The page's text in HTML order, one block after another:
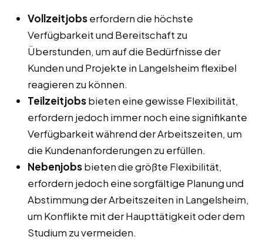
Vollzeitjobserfordern die höchste
Verfügbarkeit und Bereitschaft zu
Überstunden, um auf die Bedürfnisse der
Kunden und Projekte in Langelsheim flexibel
reagieren zu können.
Teilzeitjobsbieten eine gewisse Flexibilität,
erfordern jedoch immer noch eine signifikante
Verfügbarkeit während der Arbeitszeiten, um
die Kundenanforderungen zu erfüllen.
Nebenjobsbieten die größte Flexibilität,
erfordern jedoch eine sorgfältige Planung und
Abstimmung der Arbeitszeiten in Langelsheim,
um Konflikte mit der Haupttätigkeit oder dem
Studium zu vermeiden.